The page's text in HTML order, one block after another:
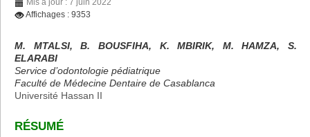
Affichages : 9353
M. MTALSI, B. BOUSFIHA, K. MBIRIK, M. HAMZA, S.
ELARABI
Service d’odontologie pédiatrique
Faculté de Médecine Dentaire de Casablanca
Université Hassan II
RÉSUMÉ